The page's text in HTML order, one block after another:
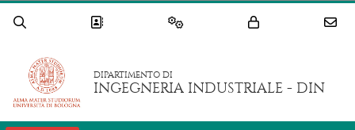
DIPARTIMENTO DI
INGEGNERIA INDUSTRIALE - DIN